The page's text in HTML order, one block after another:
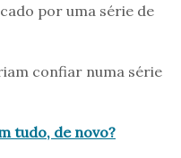
por uma série de
confiar numa série
tudo, de novo?